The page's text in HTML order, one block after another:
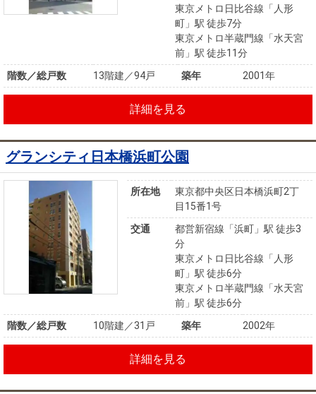
東京メトロ日比谷線「人形
町」駅 徒歩7分
東京メトロ半蔵門線「水天宮
前」駅 徒歩11分
階数／総戸数
13階建／94戸 築年 2001年
詳細を見る
グランシティ日本橋浜町公園
所在地
東京都中央区日本橋浜町2丁
目15番1号
交通
都営新宿線「浜町」駅 徒歩3
分
東京メトロ日比谷線「人形
町」駅 徒歩6分
東京メトロ半蔵門線「水天宮
前」駅 徒歩6分
階数／総戸数
10階建／31戸 築年 2002年
詳細を見る